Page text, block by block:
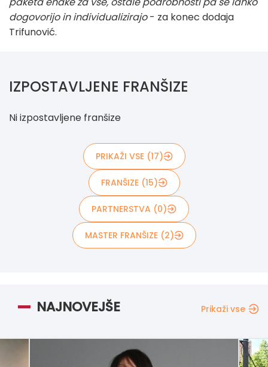
dogovorijo in individualizirajo- za konec dodaja
Trifunović.
IZPOSTAVLJENE FRANŠIZE
Ni izpostavljene franšize
PRIKAŽI VSE (17)
FRANŠIZE (15)
PARTNERSTVA (0)
MASTER FRANŠIZE (2)
NAJNOVEJŠE Prikaži vse